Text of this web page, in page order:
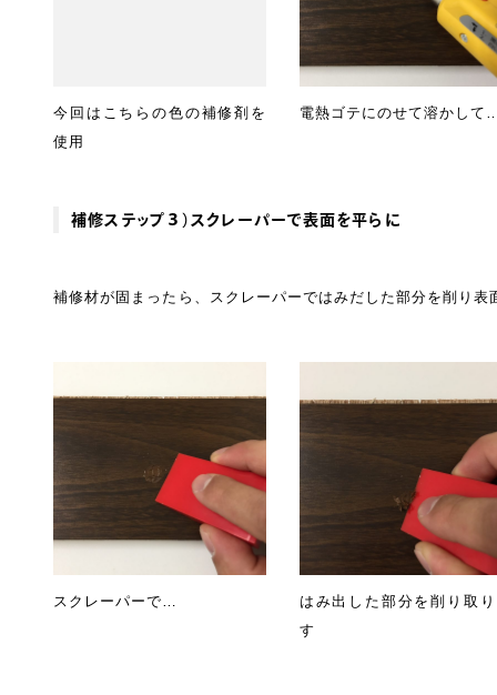
今回はこちらの色の補修剤を
使用
電熱ゴテにのせて溶かして
補修ステップ３）スクレーパーで表面を平らに
補修材が固まったら、スクレーパーではみだした部分を削り表
スクレーパーで…
はみ出した部分を削り取
す